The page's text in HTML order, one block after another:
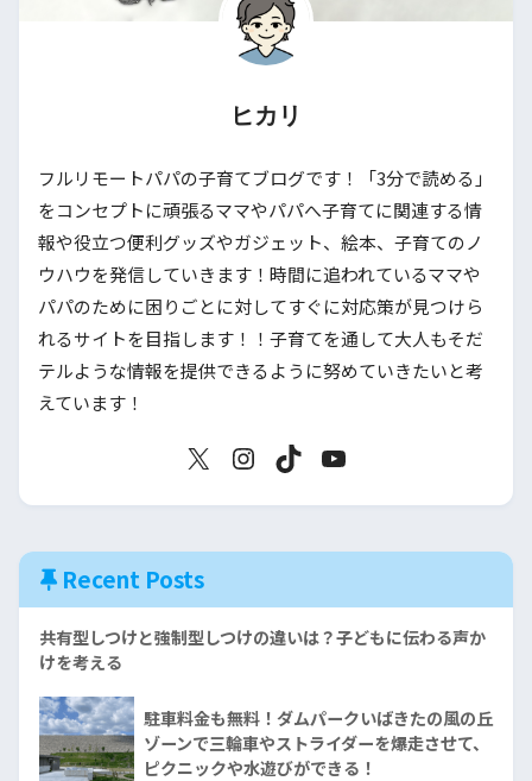
ヒカリ
フルリモートパパの子育てブログです！「3分で読める」
をコンセプトに頑張るママやパパへ子育てに関連する情
報や役立つ便利グッズやガジェット、絵本、子育てのノ
ウハウを発信していきます！時間に追われているママや
パパのために困りごとに対してすぐに対応策が見つけら
れるサイトを目指します！！子育てを通して大人もそだ
テルような情報を提供できるように努めていきたいと考
えています！
Recent Posts
共有型しつけと強制型しつけの違いは？子どもに伝わる声か
けを考える
駐車料金も無料！ダムパークいばきたの風の丘
ゾーンで三輪車やストライダーを爆走させて、
ピクニックや水遊びができる！